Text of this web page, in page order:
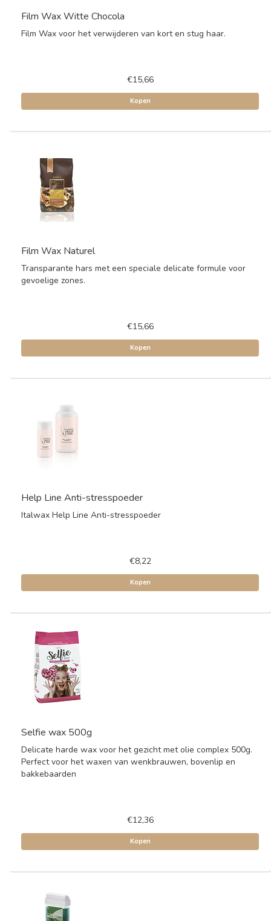
Film Wax Witte Chocola
Film Wax voor het verwijderen van kort en stug haar.
€15,66
Kopen
Film Wax Naturel
Transparante hars met een speciale delicate formule voor
gevoelige zones.
€15,66
Kopen
Help Line Anti-stresspoeder
Italwax Help Line Anti-stresspoeder
€8,22
Kopen
Selfie wax 500g
Delicate harde wax voor het gezicht met olie complex 500g.
Perfect voor het waxen van wenkbrauwen, bovenlip en
bakkebaarden
€12,36
Kopen